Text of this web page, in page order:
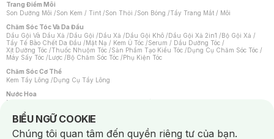
Trang Điểm Môi
Son Dưỡng Môi /Son Kem / Tint /Son Thỏi /Son Bóng /Tẩy Trang Mắt / Môi
Chăm Sóc Tóc Và Da Đầu
Dầu Gội Và Dầu Xả /Dầu Gội /Dầu Xả /Dầu Gội Khô /Dầu Gội Xả 2in1 /Bộ Gội Xả /
Tẩy Tế Bào Chết Da Đầu /Mặt Nạ / Kem Ủ Tóc /Serum / Dầu Dưỡng Tóc /
Xịt Dưỡng Tóc /Thuốc Nhuộm Tóc /Sản Phẩm Tạo Kiểu Tóc /Dụng Cụ Chăm Sóc Tóc /
Máy Sấy Tóc /Lược /Bộ Chăm Sóc Tóc /Phụ Kiện Tóc
Chăm Sóc Cơ Thể
Kem Tẩy Lông /Dụng Cụ Tẩy Lông
Nước Hoa
Nước Hoa Nữ
Chăm Sóc Cá Nhân
Chống Muỗi /Khẩu Trang /Máy Massage/Mặt Nạ Xông Hơi /Nước Rửa Tay/
BIỂU NGỮ COOKIE
Notice about cookies usage
Chúng tôi quan tâm đến quyền riêng tư của bạn.